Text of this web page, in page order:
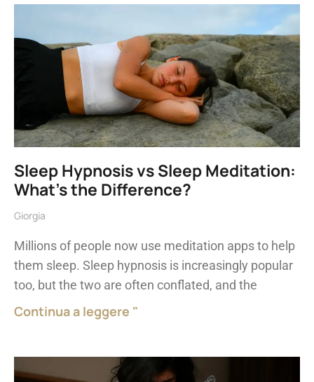
Sleep Hypnosis vs Sleep Meditation:
What’s the Difference?
Giorgia
Millions of people now use meditation apps to help
them sleep. Sleep hypnosis is increasingly popular
too, but the two are often conflated, and the
Continua a leggere "